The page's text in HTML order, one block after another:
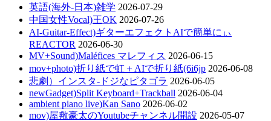
英語(海外-日本)雑学 2026-07-29
中国女性Vocal)王OK 2026-07-26
AI-Guitar-Effect)ギターエフェクトAIで簡単にぃ
REACTOR 2026-06-30
MV+Sound)Maléfices マレフィス 2026-06-15
mov+photo)折り紙で虹＋AIで折り紙(6i6jp 2026-06-08
悲劇）インスタ-ドジなピタゴラ 2026-06-05
newGadget)Split Keyboard+Trackball 2026-06-04
ambient piano live)Kan Sano 2026-06-02
mov)屋敷豪太のYoutubeチャンネル開設 2026-05-07